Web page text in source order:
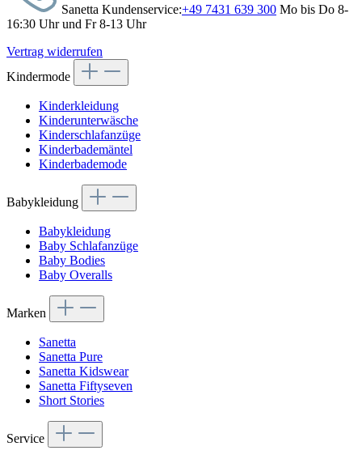
Sanetta Kundenservice:+49 7431 639 300 Mo bis Do 8-
16:30 Uhr und Fr 8-13 Uhr
Vertrag widerrufen
Kindermode
Kinderkleidung
Kinderunterwäsche
Kinderschlafanzüge
Kinderbademäntel
Kinderbademode
Babykleidung
Babykleidung
Baby Schlafanzüge
Baby Bodies
Baby Overalls
Marken
Sanetta
Sanetta Pure
Sanetta Kidswear
Sanetta Fiftyseven
Short Stories
Service